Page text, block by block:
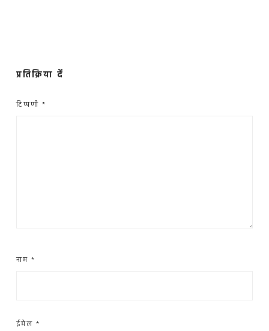
प्रतिक्रिया दें
टिप्पणी *
नाम *
ईमेल *